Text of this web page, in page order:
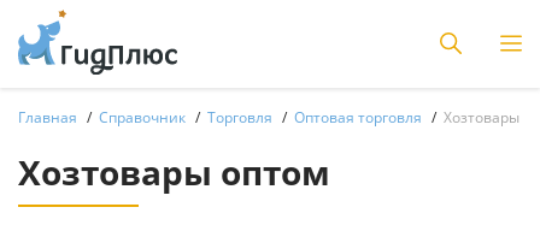
Главная Справочник Торговля Оптовая торговля Хозтовары
Хозтовары оптом